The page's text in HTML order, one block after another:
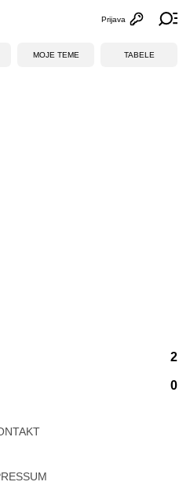
Otvori
Prijava
MOJE TEME TABELE
2
0